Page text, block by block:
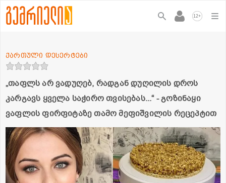
12+
„თაფლს არ ვადუღებ, რადგან დუღილის დროს
კარგავს ყველა საჭირო თვისებას...“ - გოზინაყი
ვაფლის ფირფიტაზე თამო მეფიშვილის რეცეპტით
ქართული დესერტები